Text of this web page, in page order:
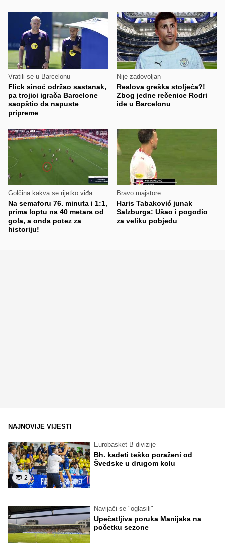
Vratili se u Barcelonu
Flick sinoć održao sastanak,
pa trojici igrača Barcelone
saopštio da napuste
pripreme
Nije zadovoljan
Realova greška stoljeća?!
Zbog jedne rečenice Rodri
ide u Barcelonu
Golčina kakva se rijetko viđa
Na semaforu 76. minuta i 1:1,
prima loptu na 40 metara od
gola, a onda potez za
historiju!
Bravo majstore
Haris Tabaković junak
Salzburga: Ušao i pogodio
za veliku pobjedu
NAJNOVIJE VIJESTI
2
Eurobasket B divizije
Bh. kadeti teško poraženi od
Švedske u drugom kolu
Navijači se "oglasili"
Upečatljiva poruka Manijaka na
početku sezone